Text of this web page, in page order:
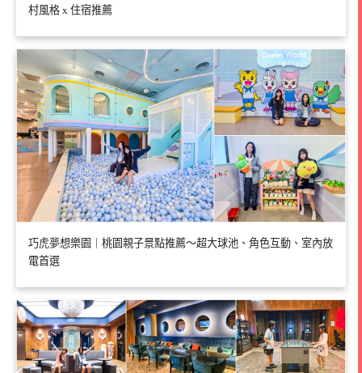
村風格 x 住宿推薦
巧虎夢想樂園｜桃園親子景點推薦～超大球池、角色互動、室內放
電首選